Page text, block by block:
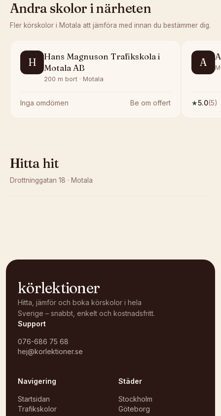
Andra skolor i närheten
Fler körskolor i Motala att jämföra med innan du bestämmer dig.
H
Hans Magnuson Trafikskola i
Motala AB
200 m bort · Motala
Inga omdömen Be om offert
A
★5.0(5)
Hitta hit
Drottninggatan 18 · Motala
körlektioner
Hitta, jämför och boka körskolor i hela
Sverige – snabbt, enkelt och kostnadsfritt.
Support
076-686 75 68
hej@korlektioner.se
Navigering
Startsidan
Trafikskolor
Städer
Stockholm
Göteborg